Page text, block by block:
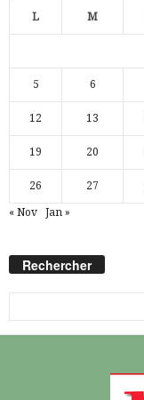
L M
5 6
12 13
19 20
26 27
« Nov Jan »
Rechercher